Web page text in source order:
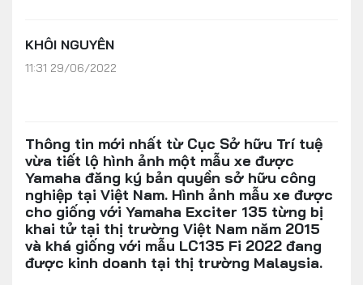
KHÔI NGUYÊN
11:31 29/06/2022
Thông tin mới nhất từ Cục Sở hữu Trí tuệ
vừa tiết lộ hình ảnh một mẫu xe được
Yamaha đăng ký bản quyền sở hữu công
nghiệp tại Việt Nam. Hình ảnh mẫu xe được
cho giống với Yamaha Exciter 135 từng bị
khai tử tại thị trường Việt Nam năm 2015
và khá giống với mẫu LC135 Fi 2022 đang
được kinh doanh tại thị trường Malaysia.